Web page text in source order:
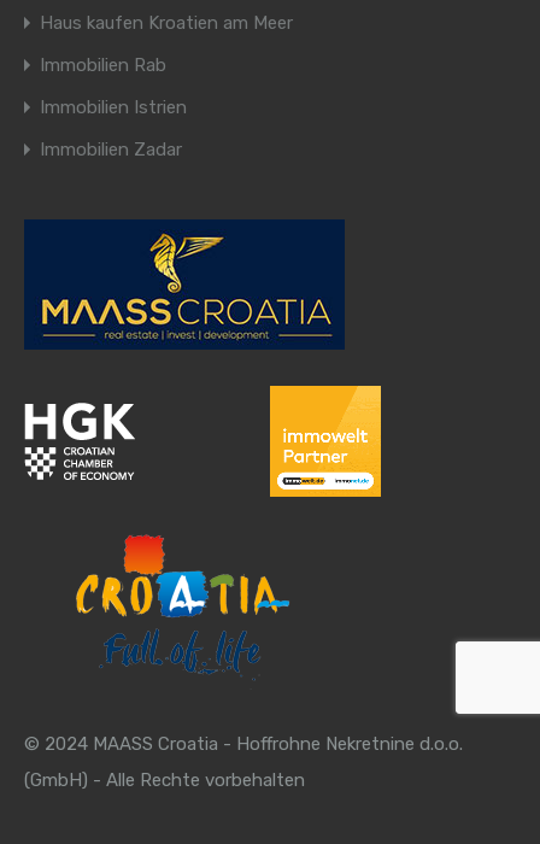
Haus kaufen Kroatien am Meer
Immobilien Rab
Immobilien Istrien
Immobilien Zadar
© 2024 MAASS Croatia - Hoffrohne Nekretnine d.o.o.
(GmbH) - Alle Rechte vorbehalten